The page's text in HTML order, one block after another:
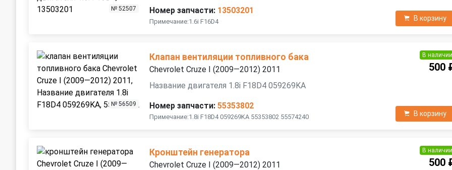
№ 52507 Номер запчасти: 13503201
Примечание:1.6i F16D4 В корзину
№ 56509
Клапан вентиляции топливного бака
Chevrolet Cruze I (2009—2012) 2011
Название двигателя 1.8i F18D4 059269KA
Номер запчасти: 55353802
Примечание:1.8i F18D4 059269KA 55353802 55574240
В наличии
500
В корзину
Кронштейн генератора
Chevrolet Cruze I (2009—2012) 2011
В наличии
500